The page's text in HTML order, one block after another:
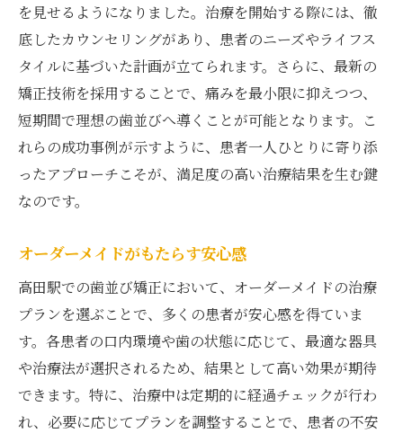
を見せるようになりました。治療を開始する際には、徹
底したカウンセリングがあり、患者のニーズやライフス
タイルに基づいた計画が立てられます。さらに、最新の
矯正技術を採用することで、痛みを最小限に抑えつつ、
短期間で理想の歯並びへ導くことが可能となります。こ
れらの成功事例が示すように、患者一人ひとりに寄り添
ったアプローチこそが、満足度の高い治療結果を生む鍵
なのです。
オーダーメイドがもたらす安心感
高田駅での歯並び矯正において、オーダーメイドの治療
プランを選ぶことで、多くの患者が安心感を得ていま
す。各患者の口内環境や歯の状態に応じて、最適な器具
や治療法が選択されるため、結果として高い効果が期待
できます。特に、治療中は定期的に経過チェックが行わ
れ、必要に応じてプランを調整することで、患者の不安